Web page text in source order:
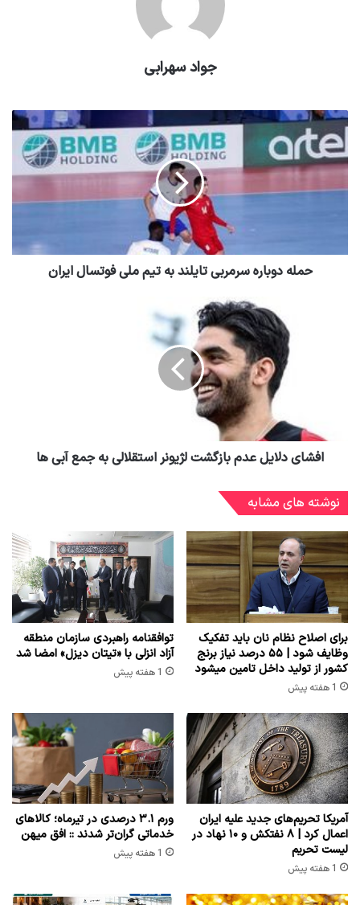
جواد سهرابی
حمله دوباره سرمربی تایلند به تیم ملی فوتسال ایران
افشای دلایل عدم بازگشت لژیونر استقلالی به جمع آبی ها
نوشته های مشابه
برای اصلاح نظام نان باید تفکیک
وظایف شود | ۵۵ درصد نیاز برنج
کشور از تولید داخل تامین میشود
1 هفته پیش
توافقنامه راهبردی سازمان منطقه
آزاد انزلی با «تیتان دیزل» امضا شد
1 هفته پیش
آمریکا تحریم‌های جدید علیه ایران
اعمال کرد | ۸ نفتکش و ۱۰ نهاد در
لیست تحریم
1 هفته پیش
ورم ۳.۱ درصدی در تیرماه؛ کالاهای
خدماتی گران‌تر شدند :: افق میهن
1 هفته پیش